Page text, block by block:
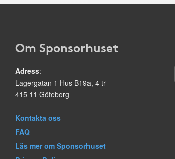
Om Sponsorhuset
Adress:
Lagergatan 1 Hus B19a, 4 tr
415 11 Göteborg
Kontakta oss
FAQ
Läs mer om Sponsorhuset